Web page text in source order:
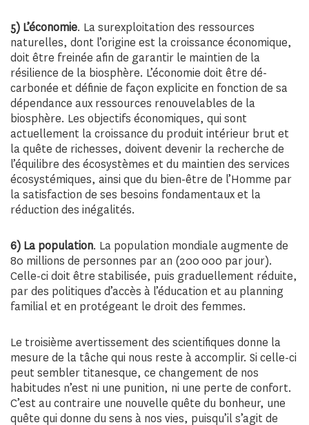
5) L’économie. La surexploitation des ressources
naturelles, dont l’origine est la croissance économique,
doit être freinée afin de garantir le maintien de la
résilience de la biosphère. L’économie doit être dé-
carbonée et définie de façon explicite en fonction de sa
dépendance aux ressources renouvelables de la
biosphère. Les objectifs économiques, qui sont
actuellement la croissance du produit intérieur brut et
la quête de richesses, doivent devenir la recherche de
l’équilibre des écosystèmes et du maintien des services
écosystémiques, ainsi que du bien-être de l’Homme par
la satisfaction de ses besoins fondamentaux et la
réduction des inégalités.
6) La population. La population mondiale augmente de
80 millions de personnes par an (200 000 par jour).
Celle-ci doit être stabilisée, puis graduellement réduite,
par des politiques d’accès à l’éducation et au planning
familial et en protégeant le droit des femmes.
Le troisième avertissement des scientifiques donne la
mesure de la tâche qui nous reste à accomplir. Si celle-ci
peut sembler titanesque, ce changement de nos
habitudes n’est ni une punition, ni une perte de confort.
C’est au contraire une nouvelle quête du bonheur, une
quête qui donne du sens à nos vies, puisqu’il s’agit de